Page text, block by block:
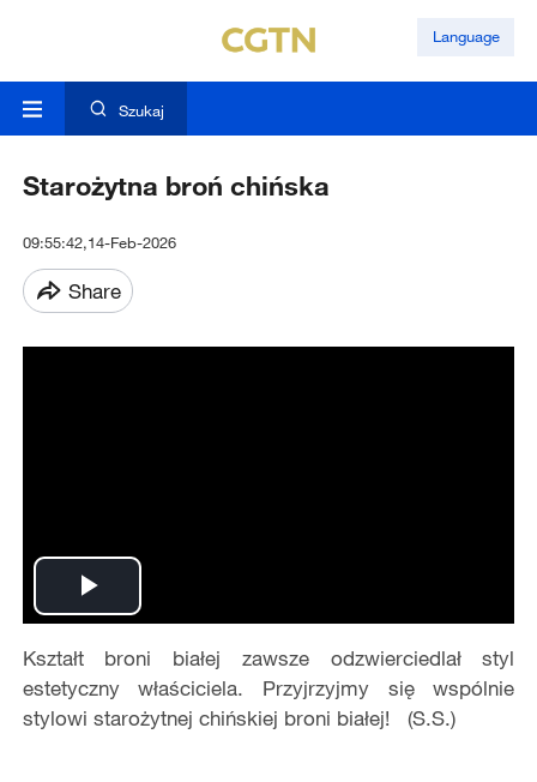
Language
Szukaj
Starożytna broń chińska
09:55:42,14-Feb-2026
Share
Play
Video
Kształt broni białej zawsze odzwierciedlał styl
estetyczny właściciela. Przyjrzyjmy się wspólnie
stylowi starożytnej chińskiej broni białej! (S.S.)